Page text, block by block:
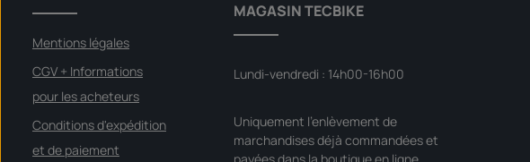
Mentions légales
CGV + Informations
pour les acheteurs
Conditions d'expédition
et de paiement
MAGASIN TECBIKE
Lundi-vendredi : 14h00-16h00
Uniquement l'enlèvement de
marchandises déjà commandées et